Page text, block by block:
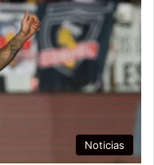
Noticias